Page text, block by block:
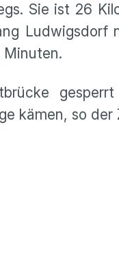
Sie ist 26
Ludwigsdorf
Minuten.
kämen, so